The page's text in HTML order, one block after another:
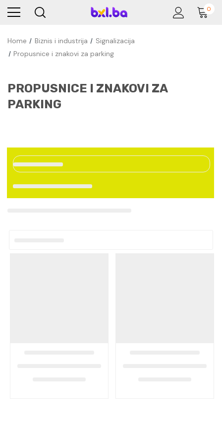
0
Home Biznis i industrija
Signalizacija
Propusnice i znakovi za parking
PROPUSNICE I ZNAKOVI ZA
PARKING